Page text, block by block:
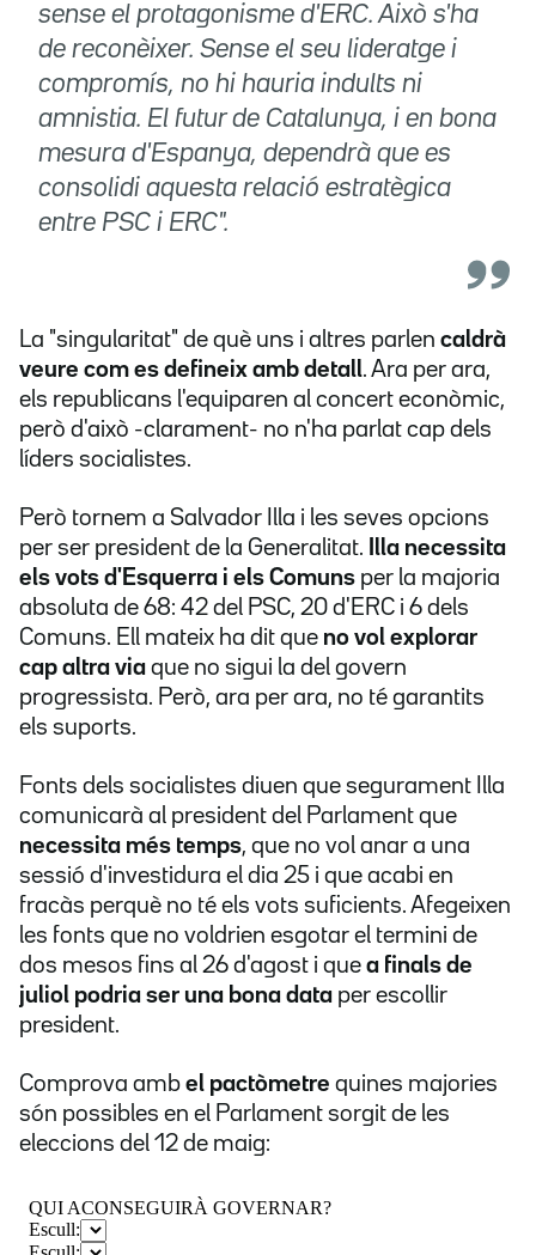
sense el protagonisme d'ERC. Això s'ha
de reconèixer. Sense el seu lideratge i
compromís, no hi hauria indults ni
amnistia. El futur de Catalunya, i en bona
mesura d'Espanya, dependrà que es
consolidi aquesta relació estratègica
entre PSC i ERC".
La "singularitat" de què uns i altres parlen caldrà
veure com es defineix amb detall. Ara per ara,
els republicans l'equiparen al concert econòmic,
però d'això -clarament- no n'ha parlat cap dels
líders socialistes.
Però tornem a Salvador Illa i les seves opcions
per ser president de la Generalitat.
Illa necessita
els vots d'Esquerra i els Comuns per la majoria
absoluta de 68: 42 del PSC, 20 d'ERC i 6 dels
Comuns. Ell mateix ha dit que no vol explorar
cap altra via que no sigui la del govern
progressista. Però, ara per ara, no té garantits
els suports.
Fonts dels socialistes diuen que segurament Illa
comunicarà al president del Parlament que
necessita més temps, que no vol anar a una
sessió d'investidura el dia 25 i que acabi en
fracàs perquè no té els vots suficients. Afegeixen
les fonts que no voldrien esgotar el termini de
dos mesos fins al 26 d'agost i que a finals de
juliol podria ser una bona data per escollir
president.
Comprova amb el pactòmetre quines majories
són possibles en el Parlament sorgit de les
eleccions del 12 de maig: